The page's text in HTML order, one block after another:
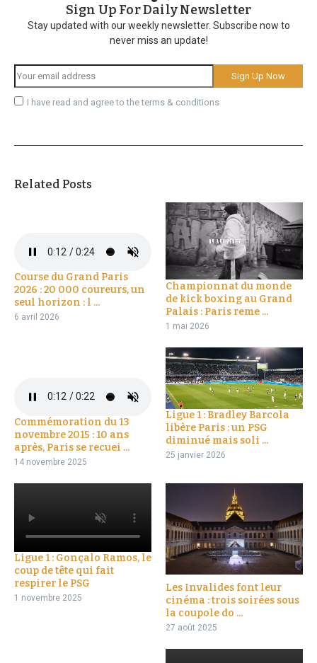
Sign Up For Daily Newsletter
Stay updated with our weekly newsletter. Subscribe now to
never miss an update!
I have read and agree to the terms & conditions
Related Posts
Course du Grand Paris
2026 : 20 000 coureurs, un
seul horizon : l ...
6 avril 2026
Championnat du monde
de kick boxing au Grand
Palais : Paris reme ...
1 mai 2026
Commémoration du 13
novembre 2015 : 10 ans
après, Paris se recuei ...
14 novembre 2025
Ligue 1 : Bradley Barcola
libère Paris : un PSG
diminué mais soli ...
25 janvier 2026
Ligue 1 : Gonçalo Ramos, le
coup de tête qui fait
respirer le PSG
1 novembre 2025
Les Invalides font leur
cinéma : trois soirées sous
la coupole do ...
27 août 2025